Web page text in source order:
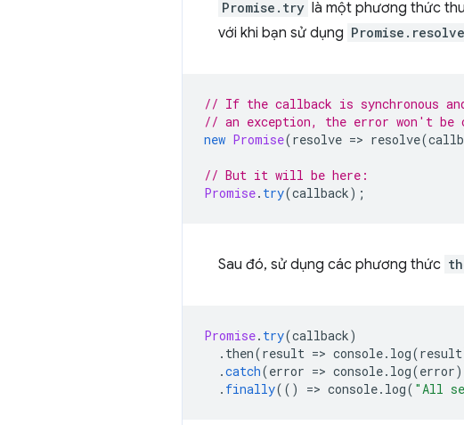
Promise.try là một phương thức
với khi bạn sử dụng Promise.resolve
// If the callback is synchronous
// an exception, the error won't be
new Promise(resolve => resolve(
// But it will be here:
Promise. try(callback);
Sau đó, sử dụng các phương thức
Promise. try(callback)
. then(result => console. log(result
.catch(error => console. log(error
. finally(() => console. log( "All